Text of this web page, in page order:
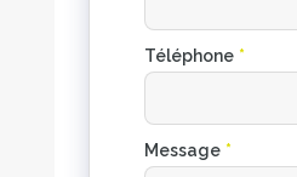
Téléphone *
Message *